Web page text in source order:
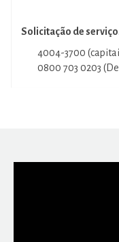
Solicitação de
4004-3700
0800 703 0203